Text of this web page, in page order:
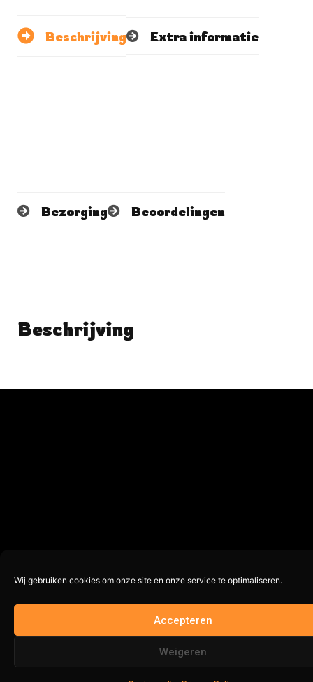
Wij gebruiken cookies om onze site en onze service te optimaliseren.
Accepteren
Weigeren
Beschrijving Extra informatie
Bezorging Beoordelingen
Beschrijving
No reviews found
Op voorraad
In winkelwagen